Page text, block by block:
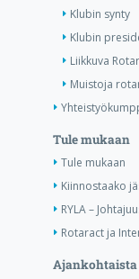
Klubin synty
Klubin
Liikkuva
Muistoja
Tule mukaan
Tule mukaan
Kiinnostaako
RYLA –
Rotaract ja
Ajankohtaista